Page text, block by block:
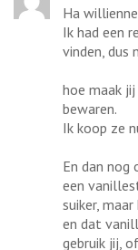
Ha willienne,
Ik had een
vinden, dus
hoe maak
bewaren.
Ik koop ze
En dan nog
een
suiker,
en dat
gebruik jij,